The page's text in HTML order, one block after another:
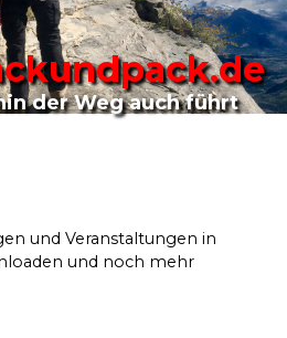
der Weg auch führt
und Veranstaltungen in
und noch mehr